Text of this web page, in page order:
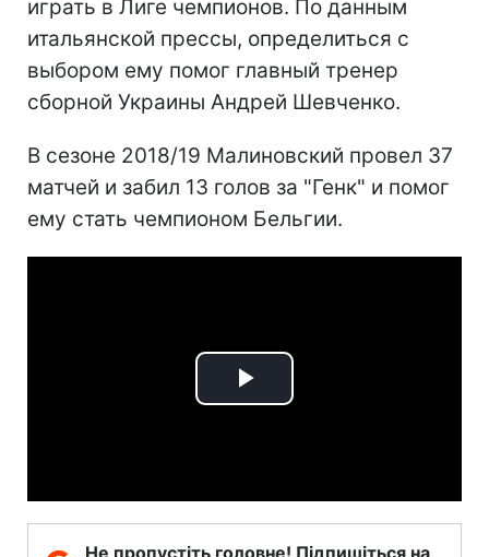
играть в Лиге чемпионов. По данным
итальянской прессы, определиться с
выбором ему помог главный тренер
сборной Украины Андрей Шевченко.
В сезоне 2018/19 Малиновский провел 37
матчей и забил 13 голов за "Генк" и помог
ему стать чемпионом Бельгии.
Play
Не пропустіть головне! Підпишіться на